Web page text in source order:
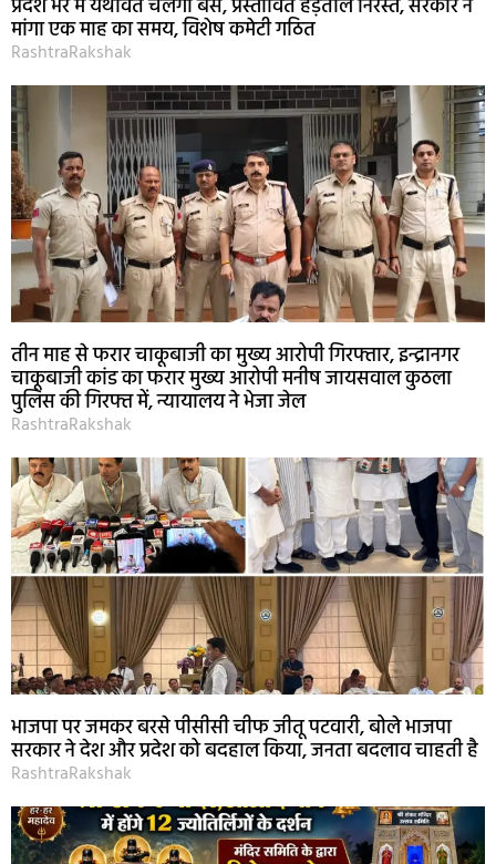
प्रदेश भर में यथावत चलेंगी बसें, प्रस्तावित हड़ताल निरस्त, सरकार ने
मांगा एक माह का समय, विशेष कमेटी गठित
RashtraRakshak
तीन माह से फरार चाकूबाजी का मुख्य आरोपी गिरफ्तार, इन्द्रानगर
चाकूबाजी कांड का फरार मुख्य आरोपी मनीष जायसवाल कुठला
पुलिस की गिरफ्त में, न्यायालय ने भेजा जेल
RashtraRakshak
भाजपा पर जमकर बरसे पीसीसी चीफ जीतू पटवारी, बोले भाजपा
सरकार ने देश और प्रदेश को बदहाल किया, जनता बदलाव चाहती है
RashtraRakshak